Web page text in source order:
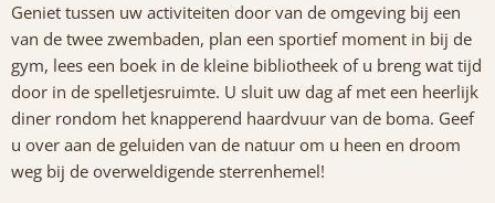
Geniet tussen uw activiteiten door van de omgeving bij een
van de twee zwembaden, plan een sportief moment in bij de
gym, lees een boek in de kleine bibliotheek of u breng wat tijd
door in de spelletjesruimte. U sluit uw dag af met een heerlijk
diner rondom het knapperend haardvuur van de boma. Geef
u over aan de geluiden van de natuur om u heen en droom
weg bij de overweldigende sterrenhemel!